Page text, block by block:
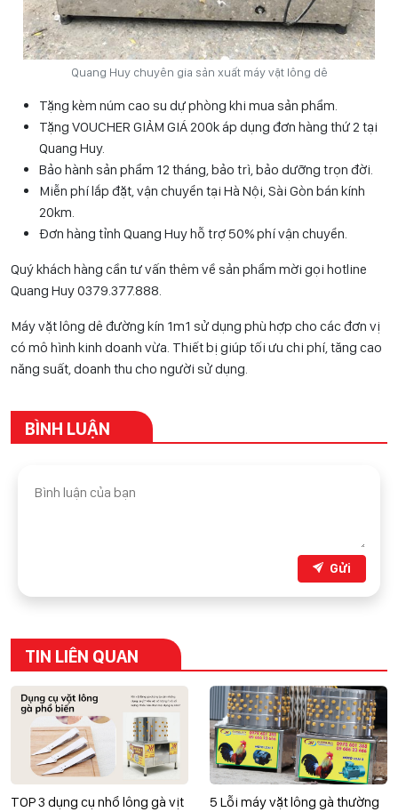
Quang Huy chuyên gia sản xuất máy vặt lông dê
Tặng kèm núm cao su dự phòng khi mua sản phẩm.
Tặng VOUCHER GIẢM GIÁ 200k áp dụng đơn hàng thứ 2 tại
Quang Huy.
Bảo hành sản phẩm 12 tháng, bảo trì, bảo dưỡng trọn đời.
Miễn phí lắp đặt, vận chuyển tại Hà Nội, Sài Gòn bán kính
20km.
Đơn hàng tỉnh Quang Huy hỗ trợ 50% phí vận chuyển.
Quý khách hàng cần tư vấn thêm về sản phẩm mời gọi hotline
Quang Huy 0379.377.888.
Máy vặt lông dê đường kín 1m1 sử dụng phù hợp cho các đơn vị
có mô hình kinh doanh vừa. Thiết bị giúp tối ưu chi phí, tăng cao
năng suất, doanh thu cho người sử dụng.
BÌNH LUẬN
Gửi
TIN LIÊN QUAN
TOP 3 dụng cụ nhổ lông gà vịt
5 Lỗi máy vặt lông gà thường